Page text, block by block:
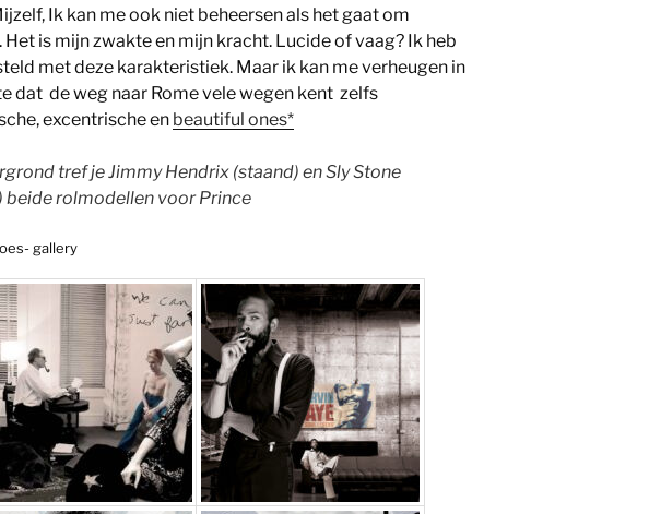
Ik kan me ook niet beheersen als het gaat om
is mijn zwakte en mijn kracht. Lucide of vaag? Ik heb
met deze karakteristiek. Maar ik kan me verheugen in
dat de weg naar Rome vele wegen kent zelfs
excentrische en beautiful ones*
tref je Jimmy Hendrix (staand) en Sly Stone
beide rolmodellen voor Prince
gallery